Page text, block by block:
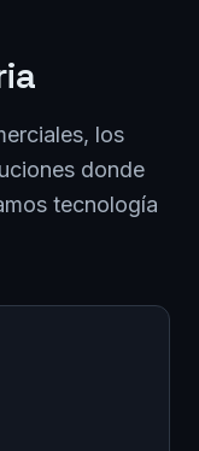
los
donde
tecnología